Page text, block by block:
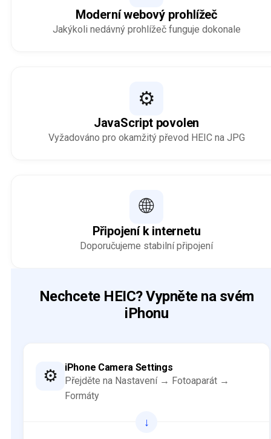
Moderní webový prohlížeč
Jakýkoli nedávný prohlížeč funguje dokonale
⚙️
JavaScript povolen
Vyžadováno pro okamžitý převod HEIC na JPG
🌐
Připojení k internetu
Doporučujeme stabilní připojení
Nechcete HEIC? Vypněte na svém
iPhonu
⚙️
iPhone Camera Settings
Přejděte na Nastavení → Fotoaparát →
Formáty
↓